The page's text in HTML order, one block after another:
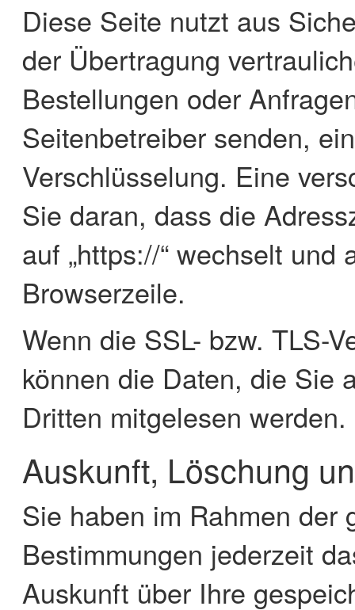
Diese Seite nutzt aus
der Übertragung
Bestellungen oder
Seitenbetreiber senden,
Verschlüsselung. Eine
Sie daran, dass die
auf „https://“ wechselt
Browserzeile.
Wenn die SSL- bzw. TLS-
können die Daten, die Sie
Dritten mitgelesen werden.
Auskunft, Löschung
Sie haben im Rahmen der
Bestimmungen jederzeit
Auskunft über Ihre